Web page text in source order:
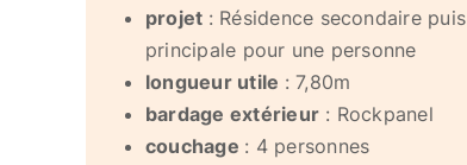
projet : Résidence secondaire puis
principale pour une personne
longueur utile : 7,80m
bardage extérieur : Rockpanel
couchage : 4 personnes